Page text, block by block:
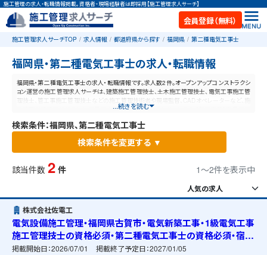
施工管理の求人・転職情報掲載。資格者・現場経験者は即採用【施工管理求人サーチ】
会員登録（無料）
施工管理求人サーチTOP 求人情報 都道府県から探す 福岡県 第二種電気工事士
福岡県・第二種電気工事士の求人・転職情報
福岡県・第二種電気工事士の求人・転職情報です。求人数2件。オープンアップコンストラクシ
ョン運営の施工管理求人サーチは、建築施工管理技士、土木施工管理技士、電気工事施工管
理技士、管工事施工管理技士などの施工管理技術者や現場監督、CADオペレーターなど、施
工管理と建設業に特化した業界最大規模の求人ポータルサイトです。【毎日更新】業界最高
...続きを読む
検索条件：福岡県、第二種電気工事士
検索条件を変更する ▼
該当件数 2 件 1〜2件を表示中
株式会社佐電工
電気設備施工管理・福岡県古賀市・電気新築工事・1級電気工事
施工管理技士の資格必須・第二種電気工事士の資格必須・宿舎
の準備可能
掲載開始日：2026/07/01 掲載終了予定日：2027/01/05